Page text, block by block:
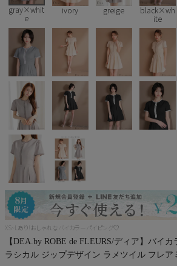
Rechercher
Pleaser
gray×whit
e
ivory greige
black×wh
ite
XS~Lあり!おしゃれなバイカラーパイピング♡
【DEA.by ROBE de FLEURS/ディア】バイ
ラシカル ジップデザイン ラメツイル フレア